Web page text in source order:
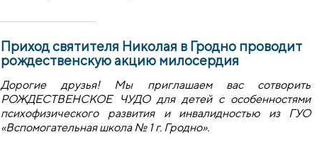
Приход святителя Николая в Гродно проводит
рождественскую акцию милосердия
Дорогие друзья! Мы приглашаем вас сотворить
РОЖДЕСТВЕНСКОЕ ЧУДО для детей с особенностями
психофизического развития и инвалидностью из ГУО
«Вспомогательная школа № 1 г. Гродно».